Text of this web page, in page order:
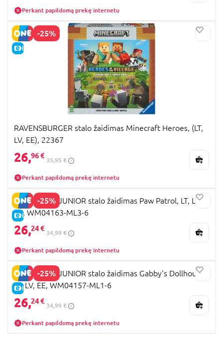
Perkant papildomą prekę internetu
-25%
E-KAINA
RAVENSBURGER stalo žaidimas Minecraft Heroes, (LT,
LV, EE), 22367
26,96 €
35,95 €
Perkant papildomą prekę internetu
-25%
E-KAINA
MONOPOLY JUNIOR stalo žaidimas Paw Patrol, LT, LV,
EE, WM04163-ML3-6
26,24 €
34,99 €
Perkant papildomą prekę internetu
-25%
E-KAINA
MONOPOLY JUNIOR stalo žaidimas Gabby's Dollhouse,
LT, LV, EE, WM04157-ML1-6
26,24 €
34,99 €
Perkant papildomą prekę internetu